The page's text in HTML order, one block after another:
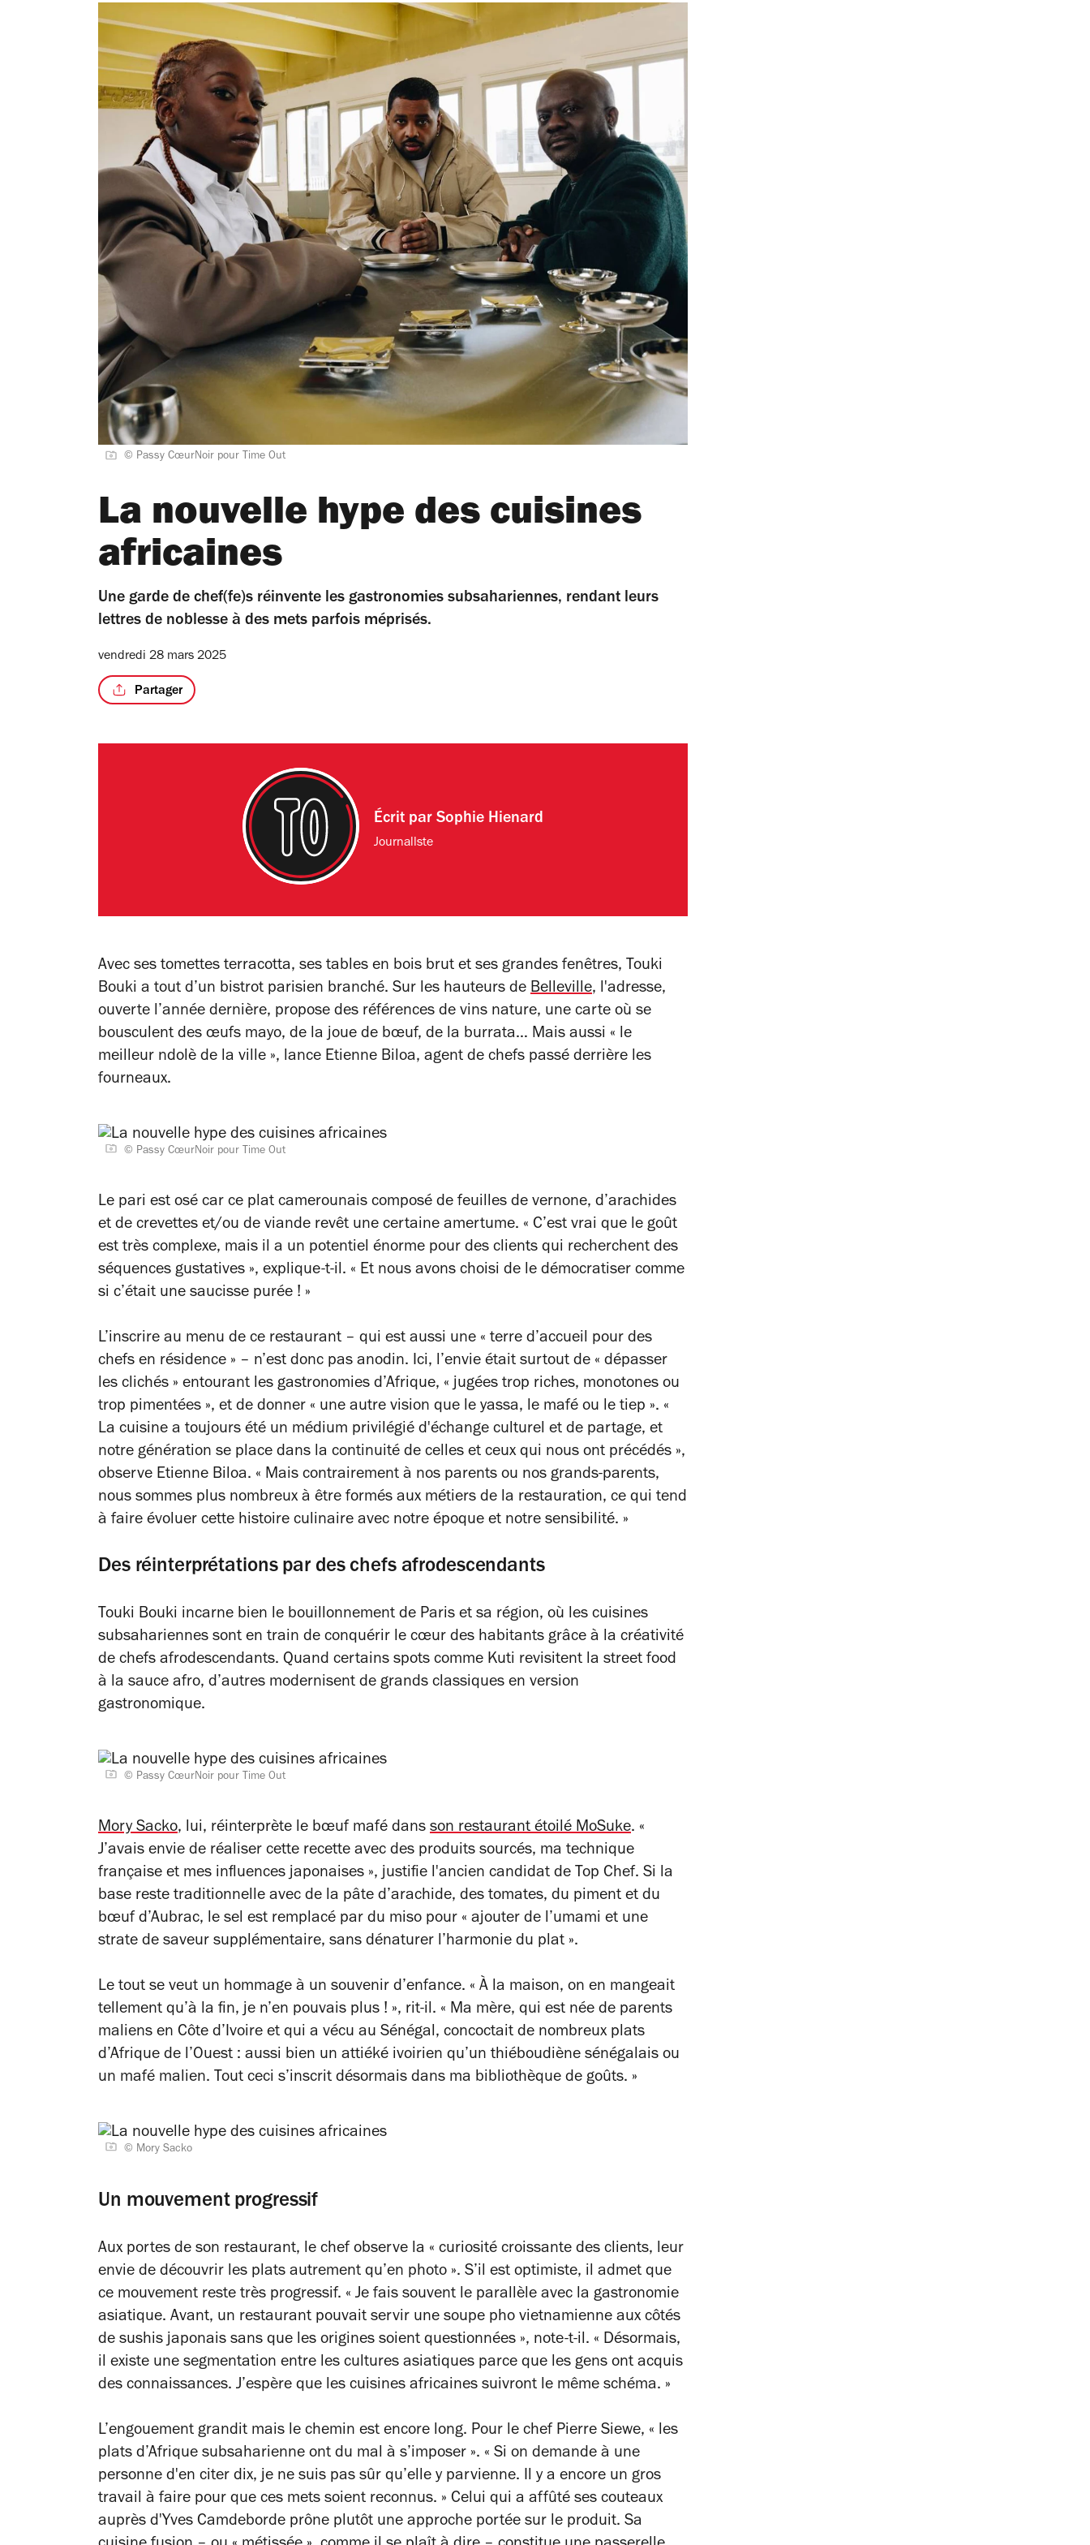
© Passy CœurNoir pour Time Out
La nouvelle hype des cuisines
africaines
Une garde de chef(fe)s réinvente les gastronomies subsahariennes, rendant leurs
lettres de noblesse à des mets parfois méprisés.
vendredi 28 mars 2025
Partager
Écrit par Sophie Hienard
Journallste
Avec ses tomettes terracotta, ses tables en bois brut et ses grandes fenêtres, Touki
Bouki a tout d’un bistrot parisien branché. Sur les hauteurs de Belleville, l'adresse,
ouverte l’année dernière, propose des références de vins nature, une carte où se
bousculent des œufs mayo, de la joue de bœuf, de la burrata… Mais aussi « le
meilleur ndolè de la ville », lance Etienne Biloa, agent de chefs passé derrière les
fourneaux.
© Passy CœurNoir pour Time Out
Le pari est osé car ce plat camerounais composé de feuilles de vernone, d’arachides
et de crevettes et/ou de viande revêt une certaine amertume. « C’est vrai que le goût
est très complexe, mais il a un potentiel énorme pour des clients qui recherchent des
séquences gustatives », explique-t-il. « Et nous avons choisi de le démocratiser comme
si c’était une saucisse purée ! »
L’inscrire au menu de ce restaurant – qui est aussi une « terre d’accueil pour des
chefs en résidence » – n’est donc pas anodin. Ici, l’envie était surtout de « dépasser
les clichés » entourant les gastronomies d’Afrique, « jugées trop riches, monotones ou
trop pimentées », et de donner « une autre vision que le yassa, le mafé ou le tiep ». «
La cuisine a toujours été un médium privilégié d'échange culturel et de partage, et
notre génération se place dans la continuité de celles et ceux qui nous ont précédés »,
observe Etienne Biloa. « Mais contrairement à nos parents ou nos grands-parents,
nous sommes plus nombreux à être formés aux métiers de la restauration, ce qui tend
à faire évoluer cette histoire culinaire avec notre époque et notre sensibilité. »
Des réinterprétations par des chefs afrodescendants
Touki Bouki incarne bien le bouillonnement de Paris et sa région, où les cuisines
subsahariennes sont en train de conquérir le cœur des habitants grâce à la créativité
de chefs afrodescendants. Quand certains spots comme Kuti revisitent la street food
à la sauce afro, d’autres modernisent de grands classiques en version
gastronomique.
© Passy CœurNoir pour Time Out
Mory Sacko, lui, réinterprète le bœuf mafé dans son restaurant étoilé MoSuke. «
J’avais envie de réaliser cette recette avec des produits sourcés, ma technique
française et mes influences japonaises », justifie l'ancien candidat de Top Chef. Si la
base reste traditionnelle avec de la pâte d’arachide, des tomates, du piment et du
bœuf d’Aubrac, le sel est remplacé par du miso pour « ajouter de l’umami et une
strate de saveur supplémentaire, sans dénaturer l’harmonie du plat ».
Le tout se veut un hommage à un souvenir d’enfance. « À la maison, on en mangeait
tellement qu’à la fin, je n’en pouvais plus ! », rit-il. « Ma mère, qui est née de parents
maliens en Côte d’Ivoire et qui a vécu au Sénégal, concoctait de nombreux plats
d’Afrique de l’Ouest : aussi bien un attiéké ivoirien qu’un thiéboudiène sénégalais ou
un mafé malien. Tout ceci s’inscrit désormais dans ma bibliothèque de goûts. »
© Mory Sacko
Un mouvement progressif
Aux portes de son restaurant, le chef observe la « curiosité croissante des clients, leur
envie de découvrir les plats autrement qu’en photo ». S’il est optimiste, il admet que
ce mouvement reste très progressif. « Je fais souvent le parallèle avec la gastronomie
asiatique. Avant, un restaurant pouvait servir une soupe pho vietnamienne aux côtés
de sushis japonais sans que les origines soient questionnées », note-t-il. « Désormais,
il existe une segmentation entre les cultures asiatiques parce que les gens ont acquis
des connaissances. J’espère que les cuisines africaines suivront le même schéma. »
L’engouement grandit mais le chemin est encore long. Pour le chef Pierre Siewe, « les
plats d’Afrique subsaharienne ont du mal à s’imposer ». « Si on demande à une
personne d'en citer dix, je ne suis pas sûr qu’elle y parvienne. Il y a encore un gros
travail à faire pour que ces mets soient reconnus. » Celui qui a affûté ses couteaux
auprès d'Yves Camdeborde prône plutôt une approche portée sur le produit. Sa